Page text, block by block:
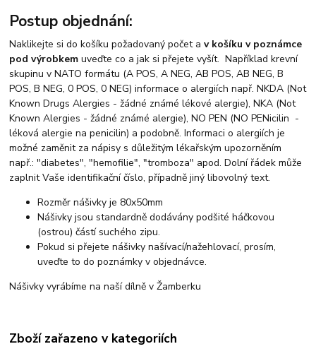
Postup objednání:
Naklikejte si do košíku požadovaný počet av košíku v poznámce
pod výrobkemuveďte co a jak si přejete vyšít. Například krevní
skupinu v NATO formátu (A POS, A NEG, AB POS, AB NEG, B
POS, B NEG, 0 POS, 0 NEG) informace o alergiích např. NKDA (Not
Known Drugs Alergies - žádné známé lékové alergie), NKA (Not
Known Alergies - žádné známé alergie), NO PEN (NO PENicilin -
léková alergie na penicilin) a podobně. Informaci o alergiích je
možné zaměnit za nápisy s důležitým lékařským upozorněním
např.: "diabetes", "hemofilie", "tromboza" apod. Dolní řádek může
zaplnit Vaše identifikační číslo, případně jiný libovolný text.
Rozměr nášivky je 80x50mm
Nášivky jsou standardně dodávány podšité háčkovou
(ostrou) částí suchého zipu.
Pokud si přejete nášivky našívací/nažehlovací, prosím,
uveďte to do poznámky v objednávce.
Nášivky vyrábíme na naší dílně v Žamberku
Zboží zařazeno v kategoriích